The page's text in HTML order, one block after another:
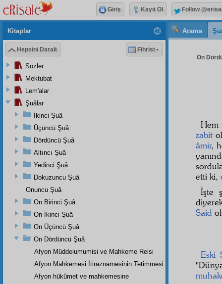
Arama
On
Hem
zabit
âmir,
etti ki,
İşte
Said
Eski
Kitaplar
Hepsini Daralt Fihrist
Sözler
Mektubat
Lem'alar
Şuâlar
İkinci Şuâ
Üçüncü Şuâ
Dördüncü Şuâ
Altıncı Şuâ
Yedinci Şuâ
Dokuzuncu Şuâ
Onuncu Şuâ
On Birinci Şuâ
On İkinci Şuâ
On Üçüncü Şuâ
On Dördüncü Şuâ
Afyon Müddeiumumisi ve Mahkeme Reisi
Afyon Mahkemesi İtiraznamesinin Tetimmesi
Afyon hükûmet ve mahkemesine
Giriş Kayıt Ol Follow